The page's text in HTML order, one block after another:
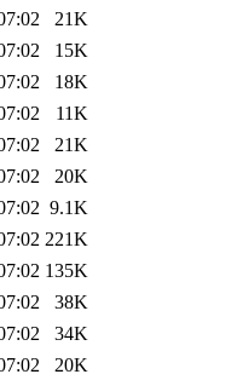
21K
15K
18K
11K
21K
20K
9.1K
221K
135K
38K
34K
20K